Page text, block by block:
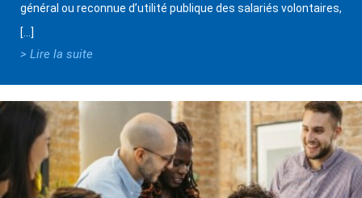
général ou reconnue d’utilité publique des salariés volontaires,
[…]
> Lire la suite